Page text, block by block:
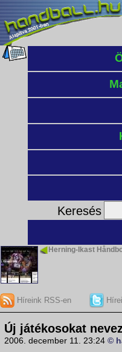
Keresés
Herning-Ikast
Híreink RSS-en
Új játékosokat
2006. december 11. 23:24 ©